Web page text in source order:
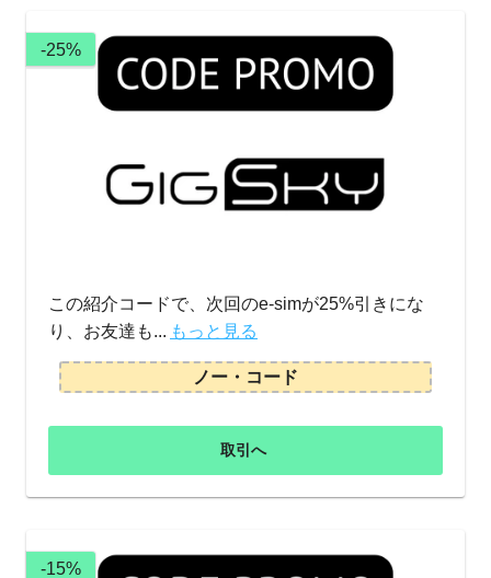
-25%
この紹介コードで、次回のe-simが25%引きにな
り、お友達も... もっと見る
ノー・コード
取引へ
-15%